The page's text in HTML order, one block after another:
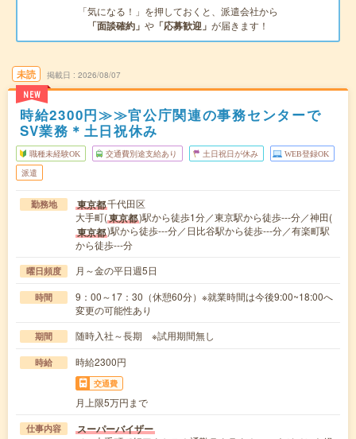
「気になる！」を押しておくと、派遣会社から
「面談確約」 や 「応募歓迎」 が届きます！
未読
NEW
掲載日 2026/08/07
時給2300円≫≫官公庁関連の事務センターで
SV業務＊土日祝休み
職種未経験OK 交通費別途支給あり 土日祝日が休み WEB登録OK
派遣
勤務地 東京都千代田区
大手町(東京都)駅から徒歩1分／東京駅から徒歩---分／神田(
東京都)駅から徒歩---分／日比谷駅から徒歩---分／有楽町駅
から徒歩---分
曜日頻度 月～金の平日週5日
時間
9：00～17：30（休憩60分）※就業時間は今後9:00~18:00へ
変更の可能性あり
期間 随時入社～長期 ※試用期間無し
時給 時給2300円
交通費
月上限5万円まで
仕事内容 スーパーバイザー